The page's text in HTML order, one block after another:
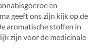
en
geeft ons zijn kijk op de
aromatische stoffen in
zijn voor de medicinale